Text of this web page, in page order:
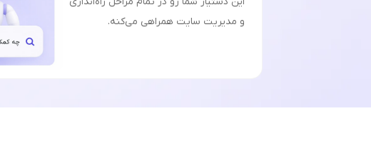
و مدیریت سایت همراهی می‌کنه.